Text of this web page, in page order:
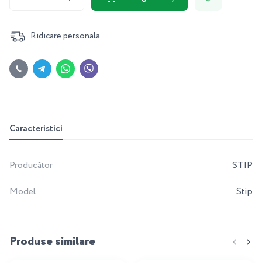
Ridicare personala
Caracteristici
Producător
STIP
Model
Stip
Produse similare